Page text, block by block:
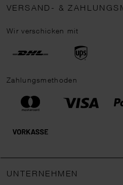
VERSAND- &
Wir verschicken mit
Zahlungsmethoden
UNTERNEHMEN